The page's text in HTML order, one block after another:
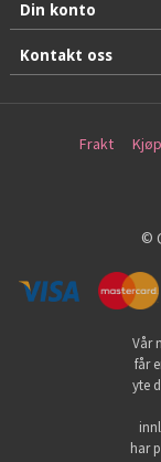
Din konto
Kontakt oss
Frakt
©
Vår
får
yte
har